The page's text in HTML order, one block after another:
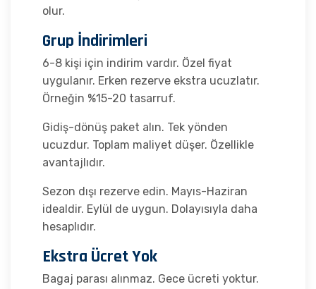
olur.
Grup İndirimleri
6-8 kişi için indirim vardır. Özel fiyat
uygulanır. Erken rezerve ekstra ucuzlatır.
Örneğin %15-20 tasarruf.
Gidiş-dönüş paket alın. Tek yönden
ucuzdur. Toplam maliyet düşer. Özellikle
avantajlıdır.
Sezon dışı rezerve edin. Mayıs-Haziran
idealdir. Eylül de uygun. Dolayısıyla daha
hesaplıdır.
Ekstra Ücret Yok
Bagaj parası alınmaz. Gece ücreti yoktur.